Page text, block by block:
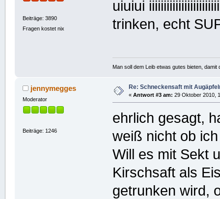
Beiträge: 3890
Fragen kostet nix
uiuiui
trinken, echt
Man soll dem Leib etwas gutes bieten,
jennymegges
Moderator
Beiträge: 1246
Re: Schneckensaft mit
« Antwort #3 am: 29 Oktober 2010,
ehrlich gesagt,
weiß nicht ob
Will es mit Sekt
Kirschsaft als
getrunken wird,